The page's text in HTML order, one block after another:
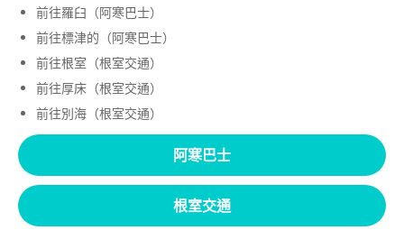
前往羅臼（阿寒巴士）
前往標津的（阿寒巴士）
前往根室（根室交通）
前往厚床（根室交通）
前往別海（根室交通）
阿寒巴士
根室交通